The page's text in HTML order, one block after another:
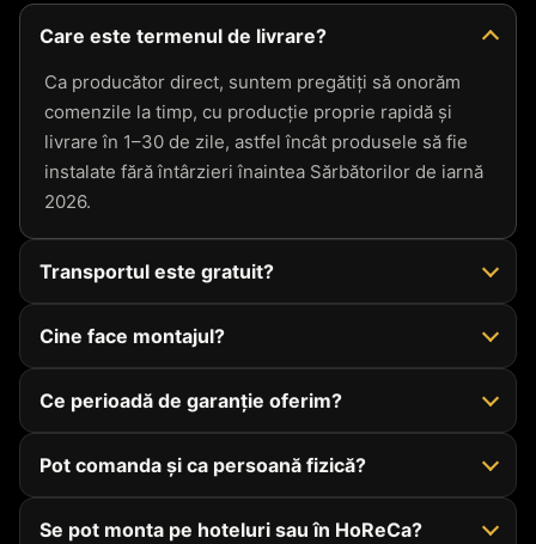
Care este termenul de livrare?
Ca producător direct, suntem pregătiți să onorăm
comenzile la timp, cu producție proprie rapidă și
livrare în 1–30 de zile, astfel încât produsele să fie
instalate fără întârzieri înaintea Sărbătorilor de iarnă
2026.
Transportul este gratuit?
Cine face montajul?
Ce perioadă de garanție oferim?
Pot comanda și ca persoană fizică?
Se pot monta pe hoteluri sau în HoReCa?